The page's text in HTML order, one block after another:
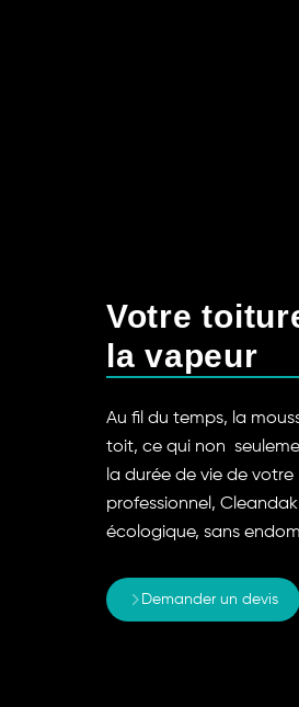
Votre
la vapeur
Au fil du temps, la
toit, ce qui non
la durée de vie de
professionnel,
écologique, sans
Demander un devis